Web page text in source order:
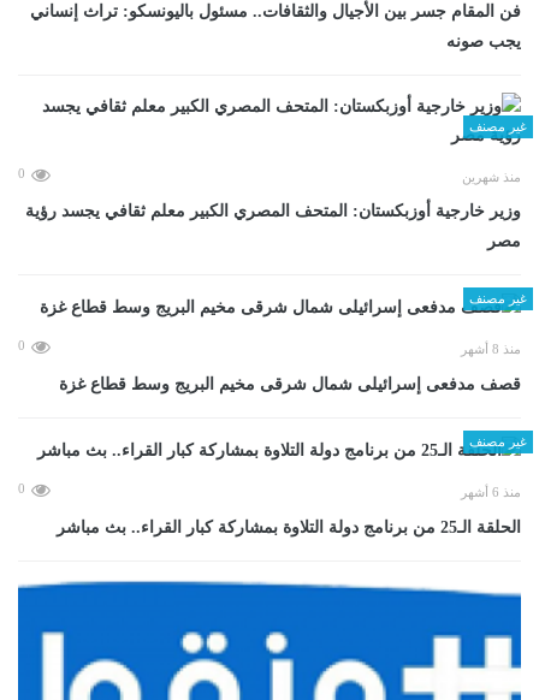
فن المقام جسر بين الأجيال والثقافات.. مسئول باليونسكو: تراث إنساني
يجب صونه
غير مصنف
منذ شهرين 0
وزير خارجية أوزبكستان: المتحف المصري الكبير معلم ثقافي يجسد رؤية
مصر
غير مصنف
منذ 8 أشهر 0
قصف مدفعى إسرائيلى شمال شرقى مخيم البريج وسط قطاع غزة
غير مصنف
منذ 6 أشهر 0
الحلقة الـ25 من برنامج دولة التلاوة بمشاركة كبار القراء.. بث مباشر